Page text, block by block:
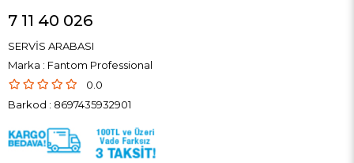
7 11 40 026
SERVİS ARABASI
Marka : Fantom Professional
0.0
Barkod : 8697435932901